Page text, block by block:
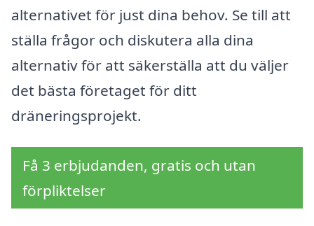
alternativet för just dina behov. Se till att
ställa frågor och diskutera alla dina
alternativ för att säkerställa att du väljer
det bästa företaget för ditt
dräneringsprojekt.
Få 3 erbjudanden, gratis och utan
förpliktelser